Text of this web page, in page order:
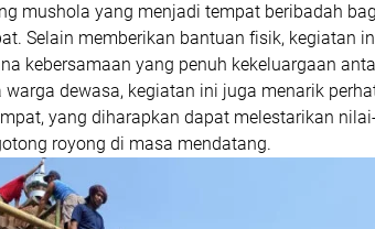
mushola yang menjadi tempat beribadah
Selain memberikan bantuan fisik, kegiatan
kebersamaan yang penuh kekeluargaan
dewasa, kegiatan ini juga menarik
yang diharapkan dapat melestarikan
royong di masa mendatang.